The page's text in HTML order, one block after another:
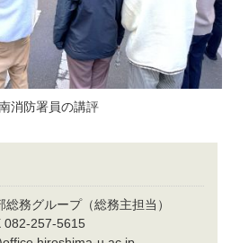
消防署員の講評
務グループ（総務主担当）
257-5615